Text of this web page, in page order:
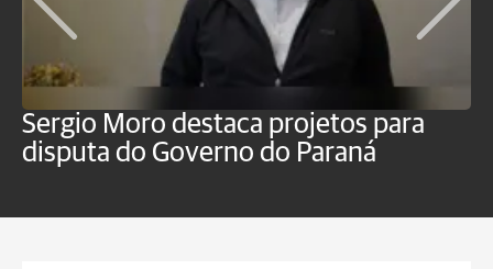
Sergio Moro destaca projetos para
disputa do Governo do Paraná